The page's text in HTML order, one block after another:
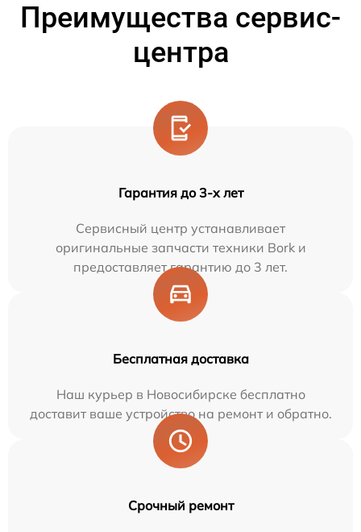
Преимущества сервис-
центра
Гарантия до 3-х лет
Сервисный центр устанавливает
оригинальные запчасти техники Bork и
предоставляет гарантию до 3 лет.
Бесплатная доставка
Наш курьер в Новосибирске бесплатно
доставит ваше устройство на ремонт и обратно.
Срочный ремонт